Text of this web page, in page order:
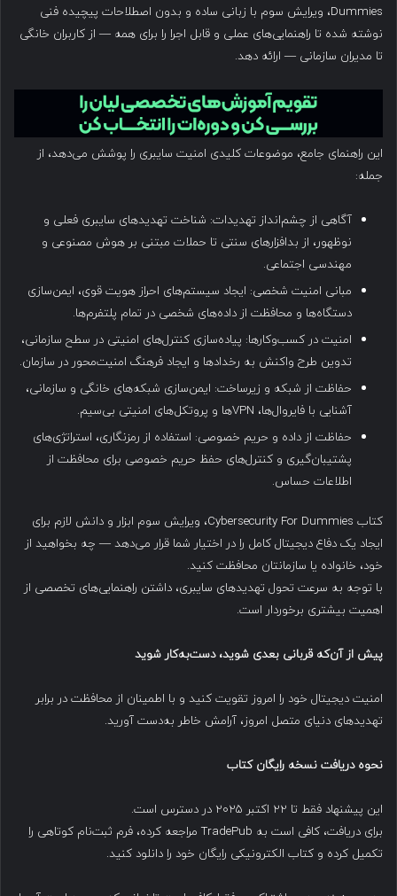
Dummies، ویرایش سوم با زبانی ساده و بدون اصطلاحات پیچیده فنی
نوشته شده تا راهنمایی‌های عملی و قابل اجرا را برای همه — از کاربران خانگی
تا مدیران سازمانی — ارائه دهد.
این راهنمای جامع، موضوعات کلیدی امنیت سایبری را پوشش می‌دهد، از
جمله:
آگاهی از چشم‌انداز تهدیدات: شناخت تهدیدهای سایبری فعلی و
نوظهور، از بدافزارهای سنتی تا حملات مبتنی بر هوش مصنوعی و
مهندسی اجتماعی.
مبانی امنیت شخصی: ایجاد سیستم‌های احراز هویت قوی، ایمن‌سازی
دستگاه‌ها و محافظت از داده‌های شخصی در تمام پلتفرم‌ها.
امنیت در کسب‌وکارها: پیاده‌سازی کنترل‌های امنیتی در سطح سازمانی،
تدوین طرح واکنش به رخدادها و ایجاد فرهنگ امنیت‌محور در سازمان.
حفاظت از شبکه و زیرساخت: ایمن‌سازی شبکه‌های خانگی و سازمانی،
آشنایی با فایروال‌ها، VPNها و پروتکل‌های امنیتی بی‌سیم.
حفاظت از داده و حریم خصوصی: استفاده از رمزنگاری، استراتژی‌های
پشتیبان‌گیری و کنترل‌های حفظ حریم خصوصی برای محافظت از
اطلاعات حساس.
کتاب Cybersecurity For Dummies، ویرایش سوم ابزار و دانش لازم برای
ایجاد یک دفاع دیجیتال کامل را در اختیار شما قرار می‌دهد — چه بخواهید از
خود، خانواده یا سازمانتان محافظت کنید.
با توجه به سرعت تحول تهدیدهای سایبری، داشتن راهنمایی‌های تخصصی از
اهمیت بیشتری برخوردار است.
پیش از آن‌که قربانی بعدی شوید، دست‌به‌کار شوید
امنیت دیجیتال خود را امروز تقویت کنید و با اطمینان از محافظت در برابر
تهدیدهای دنیای متصل امروز، آرامش خاطر به‌دست آورید.
نحوه دریافت نسخه رایگان کتاب
این پیشنهاد فقط تا ۲۲ اکتبر ۲۰۲۵ در دسترس است.
برای دریافت، کافی است به TradePub مراجعه کرده، فرم ثبت‌نام کوتاهی را
تکمیل کرده و کتاب الکترونیکی رایگان خود را دانلود کنید.